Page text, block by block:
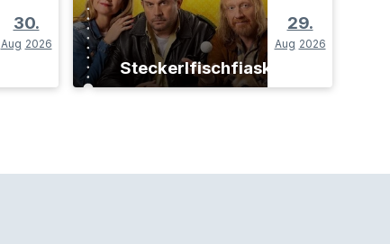
30.
Aug 2026
Steckerlfischfiasko
29.
Aug 2026